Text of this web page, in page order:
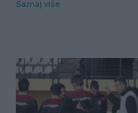
Saznaj više